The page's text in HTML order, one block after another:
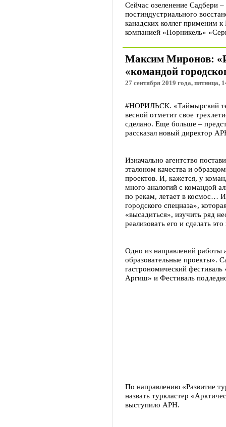
Сейчас озеленение Садбери
постиндустриального
канадских коллег применим
компанией «Норникель»
Максим Миронов:
«командой
27 сентября 2019 года, пятница,
#НОРИЛЬСК. «Таймырский
весной отметит свое
сделано. Еще больше –
рассказал новый директор
Изначально агентство
эталоном качества и
проектов. И, кажется, у
много аналогий с командой
по рекам, летает в космос…
городского спецназа»,
«высадиться», изучить ряд
реализовать его и сделать
Одно из направлений работы
образовательные проекты».
гастрономический
Аргиш» и Фестиваль
По направлению «Развитие
назвать туркластер
выступило АРН.